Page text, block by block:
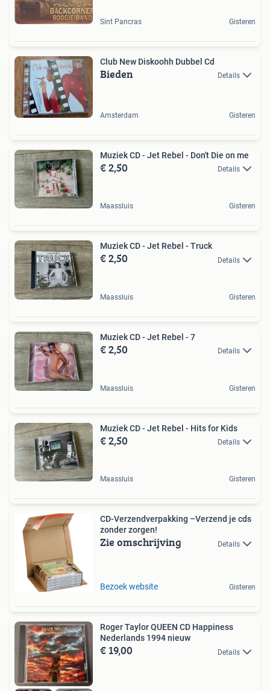
Sint Pancras Gisteren
Club New Diskoohh Dubbel Cd
Bieden Details
Amsterdam Gisteren
Muziek CD - Jet Rebel - Don't Die on me
€ 2,50 Details
Maassluis Gisteren
Muziek CD - Jet Rebel - Truck
€ 2,50 Details
Maassluis Gisteren
Muziek CD - Jet Rebel - 7
€ 2,50 Details
Maassluis Gisteren
Muziek CD - Jet Rebel - Hits for Kids
€ 2,50 Details
Maassluis Gisteren
CD-Verzendverpakking –Verzend je cds
zonder zorgen!
Zie omschrijving Details
Bezoek website Gisteren
Roger Taylor QUEEN CD Happiness
Nederlands 1994 nieuw
€ 19,00 Details